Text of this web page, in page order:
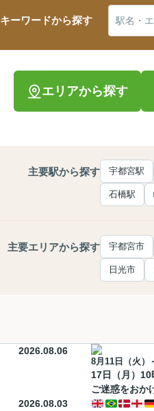
キーワードから探す
エリアから探す
主要駅から探す 宇都宮駅
石橋駅
主要エリアから探す 宇都宮市
日光市
2026.08.06
8月11日（火）
17日（月）10
ご迷惑をおか
2026.08.03